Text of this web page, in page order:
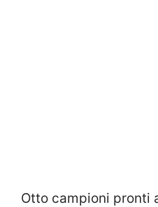
Otto campioni pronti